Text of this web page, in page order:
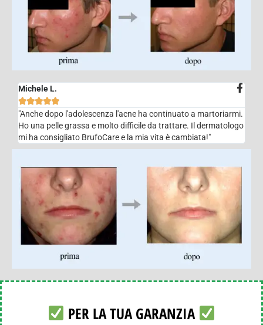
Michele L.

"Anche dopo l'adolescenza l'acne ha continuato a martoriarmi.
Ho una pelle grassa e molto difficile da trattare. Il dermatologo
mi ha consigliato BrufoCare e la mia vita è cambiata!"
PER LA TUA GARANZIA